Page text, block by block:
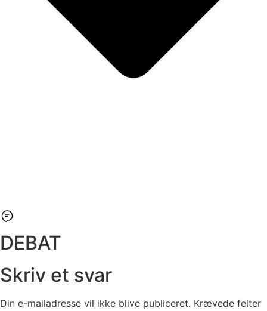
DEBAT
Skriv et svar
Din e-mailadresse vil ikke blive publiceret. Krævede felter